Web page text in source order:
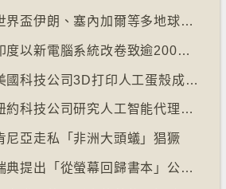
【十萬八千里】世界盃伊朗、塞內加爾等多地球迷入境美國極有可能被拒絕入境
【十萬八千里】印度以新電腦系統改卷致逾200萬考生成績或有出錯
【十萬八千里】美國科技公司3D打印人工蛋殼成功孵化小雞
【十萬八千里】紐約科技公司研究人工智能代理失控情況
尼亞走私「非洲大頭蟻」猖獗
【十萬八千里】瑞典提出「從螢幕回歸書本」公帑購買實體書